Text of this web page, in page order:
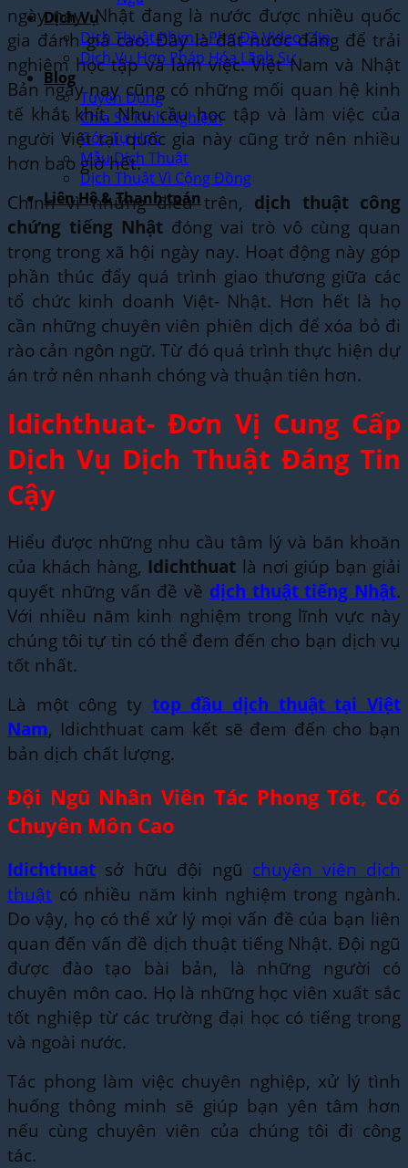
Dịch Vụ
Dịch Thuật Phim – Phụ Đề Video Clip
Dịch Vụ Hợp Pháp Hóa Lãnh Sự
Blog
Tuyển Dụng
Chia Sẻ Kinh Nghiệm
Góc Tự Học
Mẫu Dịch Thuật
Dịch Thuật Vì Cộng Đồng
Liên Hệ & Thanh toán
ngày nay, Nhật đang là nước được nhiều quốc
gia đánh giá cao. Đây là đất nước đáng để trải
nghiệm học tập và làm việc. Việt Nam và Nhật
Bản ngày nay cũng có những mối quan hệ kinh
tế khắt khít. Nhu cầu học tập và làm việc của
người Việt tại quốc gia này cũng trở nên nhiều
hơn bao giờ hết.
Chính vì những điều trên, dịch thuật công
chứng tiếng Nhậtđóng vai trò vô cùng quan
trọng trong xã hội ngày nay. Hoạt động này góp
phần thúc đẩy quá trình giao thương giữa các
tổ chức kinh doanh Việt- Nhật. Hơn hết là họ
cần những chuyên viên phiên dịch để xóa bỏ đi
rào cản ngôn ngữ. Từ đó quá trình thực hiện dự
án trở nên nhanh chóng và thuận tiên hơn.
Idichthuat- Đơn Vị Cung Cấp
Dịch Vụ Dịch Thuật Đáng Tin
Cậy
Hiểu được những nhu cầu tâm lý và băn khoăn
của khách hàng, Idichthuat là nơi giúp bạn giải
quyết những vấn đề về dịch thuật tiếng Nhật.
Với nhiều năm kinh nghiệm trong lĩnh vực này
chúng tôi tự tin có thể đem đến cho bạn dịch vụ
tốt nhất.
Là một công ty top đầu dịch thuật tại Việt
Nam, Idichthuat cam kết sẽ đem đến cho bạn
bản dịch chất lượng.
Đội Ngũ Nhân Viên Tác Phong Tốt, Có
Chuyên Môn Cao
Idichthuat sở hữu đội ngũ chuyên viên dịch
thuật có nhiều năm kinh nghiệm trong ngành.
Do vậy, họ có thể xử lý mọi vấn đề của bạn liên
quan đến vấn đề dịch thuật tiếng Nhật. Đội ngũ
được đào tạo bài bản, là những người có
chuyên môn cao. Họ là những học viên xuất sắc
tốt nghiệp từ các trường đại học có tiếng trong
và ngoài nước.
Tác phong làm việc chuyên nghiệp, xử lý tình
huống thông minh sẽ giúp bạn yên tâm hơn
nếu cùng chuyên viên của chúng tôi đi công
tác.